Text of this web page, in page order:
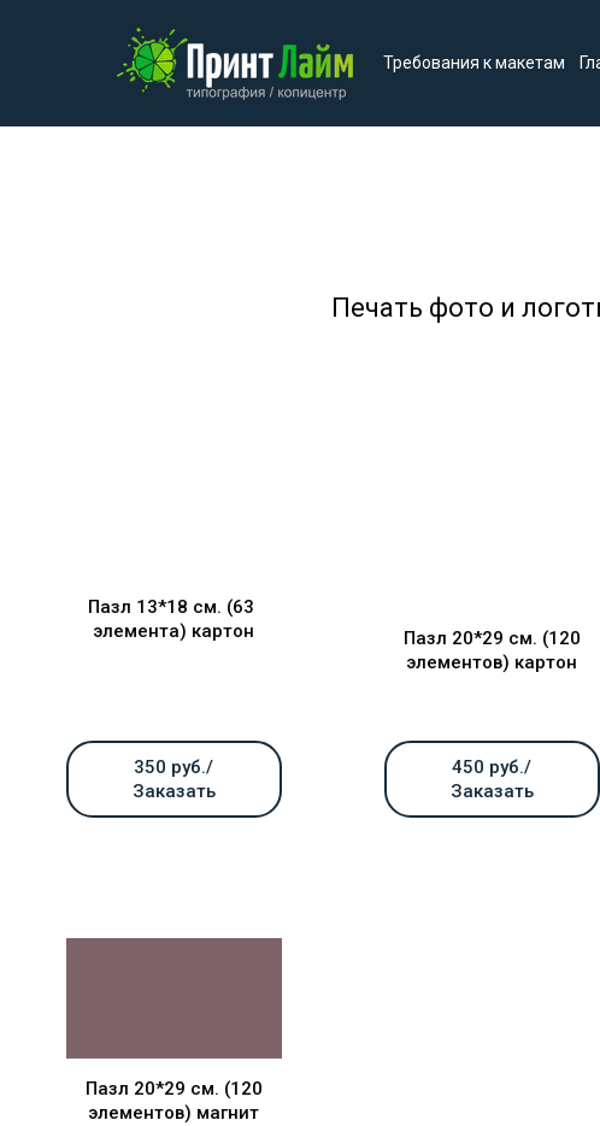
Требования к макетам
Печать фото и
Пазл 13*18 см. (63
элемента) картон
350 руб./
Заказать
Пазл 20*29 см. (120
элементов) картон
450 руб./
Заказать
Пазл 20*29 см. (120
элементов) магнит